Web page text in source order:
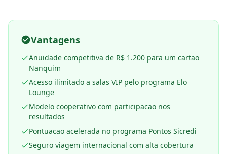
Vantagens
Anuidade competitiva de R$ 1.200 para um cartao
Nanquim
Acesso ilimitado a salas VIP pelo programa Elo
Lounge
Modelo cooperativo com participacao nos
resultados
Pontuacao acelerada no programa Pontos Sicredi
Seguro viagem internacional com alta cobertura